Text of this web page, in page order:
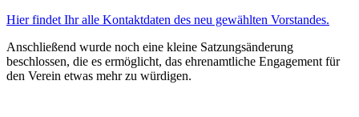
Hier findet Ihr alle Kontaktdaten des neu gewählten Vorstandes.
Anschließend wurde noch eine kleine Satzungsänderung
beschlossen, die es ermöglicht, das ehrenamtliche Engagement für
den Verein etwas mehr zu würdigen.